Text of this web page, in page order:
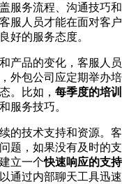
服务流程、沟通技巧和
服人员才能在面对客户
好的服务态度。
产品的变化，客服人员
外包公司应定期举办培
。比如， 每季度的培训
服务技巧。
的技术支持和资源。客
题，如果没有及时的支
立一个快速响应的支持
通过内部聊天工具迅速